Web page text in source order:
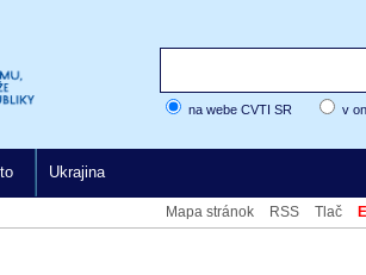
na webe CVTI SR v
Ukrajina
Mapa stránok RSS Tlač